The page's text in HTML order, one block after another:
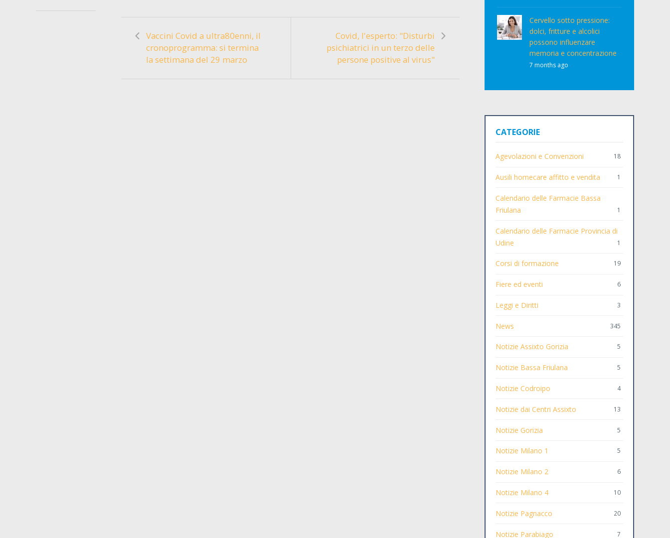
Vaccini Covid a ultra80enni, il
cronoprogramma: si termina
la settimana del 29 marzo
Covid, l'esperto: "Disturbi
psichiatrici in un terzo delle
persone positive al virus"
Cervello sotto pressione:
dolci, fritture e alcolici
possono influenzare
memoria e concentrazione
7 months ago
CATEGORIE
Agevolazioni e Convenzioni 18
Ausili homecare affitto e vendita 1
Calendario delle Farmacie Bassa
Friulana
1
Calendario delle Farmacie Provincia di
Udine
1
Corsi di formazione 19
Fiere ed eventi 6
Leggi e Diritti 3
News 345
Notizie Assixto Gorizia 5
Notizie Bassa Friulana 5
Notizie Codroipo 4
Notizie dai Centri Assixto 13
Notizie Gorizia 5
Notizie Milano 1 5
Notizie Milano 2 6
Notizie Milano 4 10
Notizie Pagnacco 20
Notizie Parabiago 7